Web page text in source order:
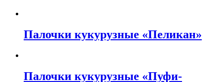
Палочки кукурузные «Пеликан»
Палочки кукурузные «Пуфи-